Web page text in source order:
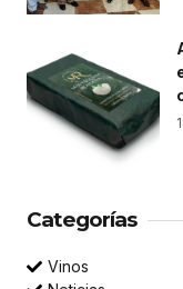
Categorías
Vinos